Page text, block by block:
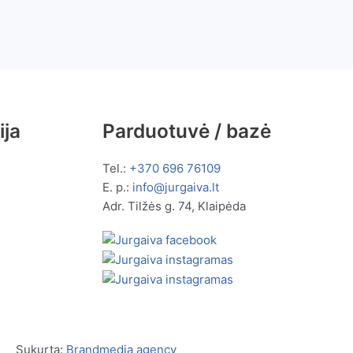
Parduotuvė / bazė
Tel.: +370 696 76109
E. p.: info@jurgaiva.lt
Adr. Tilžės g. 74, Klaipėda
Sukurta: Brandmedia agency